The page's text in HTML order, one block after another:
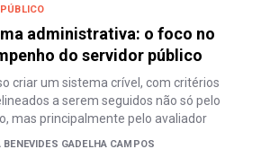
administrativa: o foco no
do servidor público
criar um sistema crível, com critérios
a serem seguidos não só pelo
mas principalmente pelo avaliador
BENEVIDES GADELHA CAMPOS